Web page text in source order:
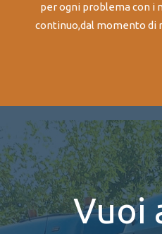
per ogni problema con i
continuo,dal momento di
Vuoi